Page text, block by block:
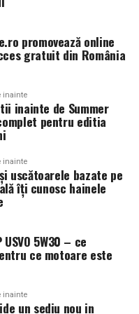
de importante
la temperaturi
este mai
toalete de tip
Variantele
pentru a economisi
loc să folosească sute
așa cum se
aceste toalete
apa sau folosesc doar
toalete sunt echipate
transformă deșeurile
Acest proces
deșeuri care ajung
solului. Astfel,
promovează online
gratuit din România
inainte
inainte de Summer
pentru editia
inainte
uscătoarele bazate pe
îți cunosc hainele
5W30 – ce
ce motoare este
inainte
un sediu nou in